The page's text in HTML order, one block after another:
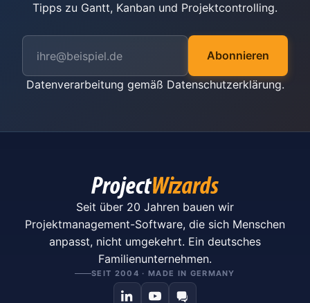
Tipps zu Gantt, Kanban und Projektcontrolling.
Abonnieren
Datenverarbeitung gemäß Datenschutzerklärung.
Seit über 20 Jahren bauen wir
Projektmanagement-Software, die sich Menschen
anpasst, nicht umgekehrt. Ein deutsches
Familienunternehmen.
SEIT 2004 · MADE IN GERMANY